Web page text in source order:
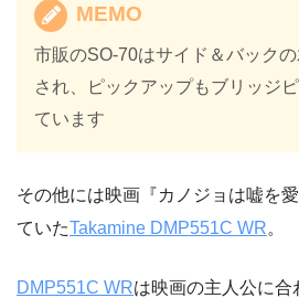
MEMO
市販のSO-70はサイド＆バック
され、ピックアップもブリッジ
ています
その他には映画『カノジョは嘘を
ていたTakamine DMP551C WR。
DMP551C WRは映画の主人公に